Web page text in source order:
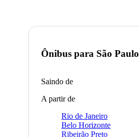
Ônibus para São Paulo
Saindo de
A partir de
Rio de Janeiro
Belo Horizonte
Ribeirão Preto